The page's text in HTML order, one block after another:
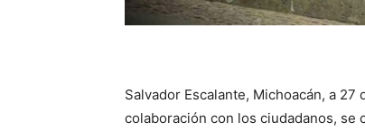
Salvador Escalante, Michoacán, a
colaboración con los ciudadanos, se